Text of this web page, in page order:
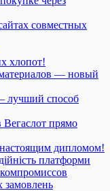
совместных
хлопот!
— новый
лучший способ
прямо
дипломом!
платформи
замовлень